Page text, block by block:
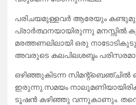
പരിചയമുള്ളവർ ആരേയും
പ്രാർത്ഥനയായിരുന്നു
മരത്തണലിലായി ഒരു
അവരുടെ കലപിലശബ്ദം
ഒഴിഞ്ഞുകിടന്ന
ഇരുന്നു.സമയം
ടൂഷൻ കഴിഞ്ഞു വന്നുകാണും.